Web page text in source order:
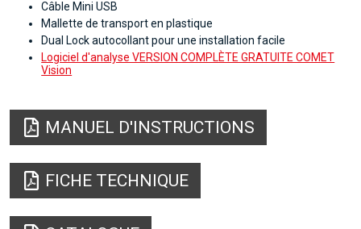
Câble Mini USB
Mallette de transport en plastique
Dual Lock autocollant pour une installation facile
Logiciel d'analyse VERSION COMPLÈTE GRATUITE COMET
Vision
MANUEL D'INSTRUCTIONS
FICHE TECHNIQUE